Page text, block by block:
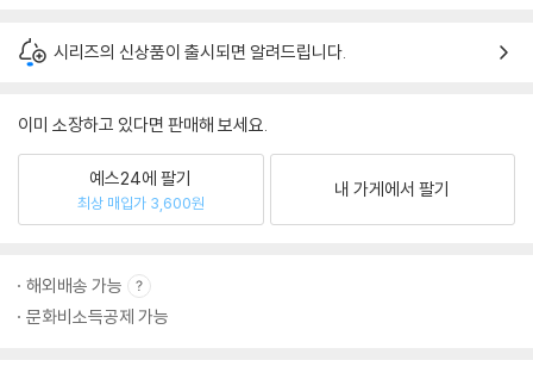
시리즈의 신상품이 출시되면 알려드립니다.
이미 소장하고 있다면 판매해 보세요.
예스24에 팔기
최상 매입가 3,600원
내 가게에서 팔기
해외배송 가능
문화비소득공제 가능